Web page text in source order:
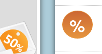
%